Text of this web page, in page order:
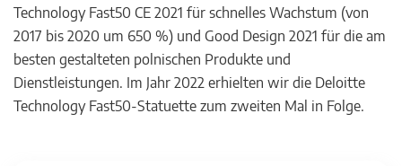
Technology Fast50 CE 2021 für schnelles Wachstum (von
2017 bis 2020 um 650 %) und Good Design 2021 für die am
besten gestalteten polnischen Produkte und
Dienstleistungen. Im Jahr 2022 erhielten wir die Deloitte
Technology Fast50-Statuette zum zweiten Mal in Folge.